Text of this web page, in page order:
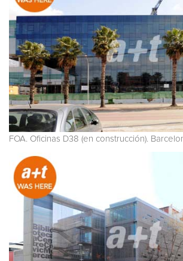
FOA. Oficinas D38 (en construcción).